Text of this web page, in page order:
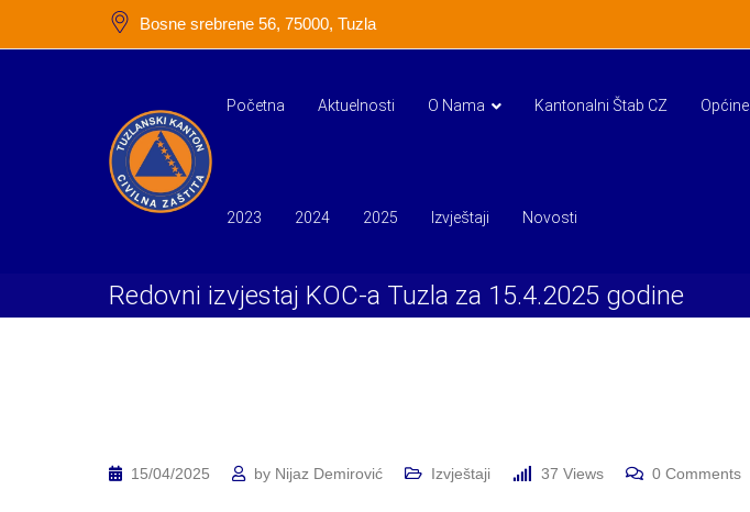
Bosne srebrene 56, 75000, Tuzla
Početna Aktuelnosti O Nama Kantonalni Štab CZ Općine
2023 2024 2025 Izvještaji Novosti
Redovni izvjestaj KOC-a Tuzla za 15.4.2025 godine
15/04/2025 by Nijaz Demirović Izvještaji 37 Views 0 Comments